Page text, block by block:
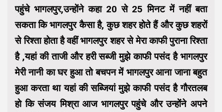
पहुंचे भागलपुर,उन्होंने कहा 20 से 25 मिनट में नहीं बता
सकता कि भागलपुर कैसा है, कुछ शहर होते हैं और कुछ शहरों
से रिश्ता होता है वहीं भागलपुर शहर से मेरा काफी पुराना रिश्ता
है ,यहां की ताजी और हरी सब्जी मुझे काफी पसंद है भागलपुर
मेरी नानी का घर हुआ तो बचपन में भागलपुर आना जाना बहुत
हुआ करता था यहां की सब्जियां मुझे काफी पसंद है गौरतलब
हो कि संजय मिश्रा आज भागलपुर पहुंचे और उन्होंने अपने